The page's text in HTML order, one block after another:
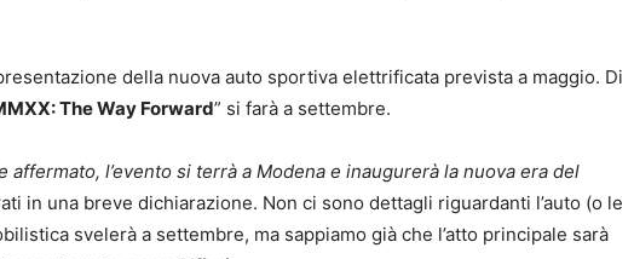
della nuova auto sportiva elettrificata prevista a maggio. Di
The Way Forward” si farà a settembre.
affermato, l’evento si terrà a Modena e inaugurerà la nuova era del
in una breve dichiarazione. Non ci sono dettagli riguardanti l’auto (o le
svelerà a settembre, ma sappiamo già che l’atto principale sarà